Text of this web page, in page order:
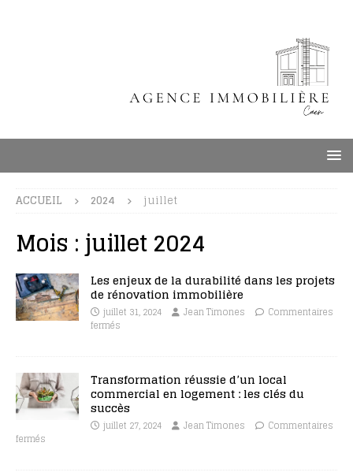
ACCUEIL 2024 juillet
Mois :juillet 2024
Les enjeux de la durabilité dans les projets
de rénovation immobilière
juillet 31, 2024 Jean Timones
Commentaires
fermés
Transformation réussie d’un local
commercial en logement : les clés du
succès
juillet 27, 2024 Jean Timones
Commentaires
fermés